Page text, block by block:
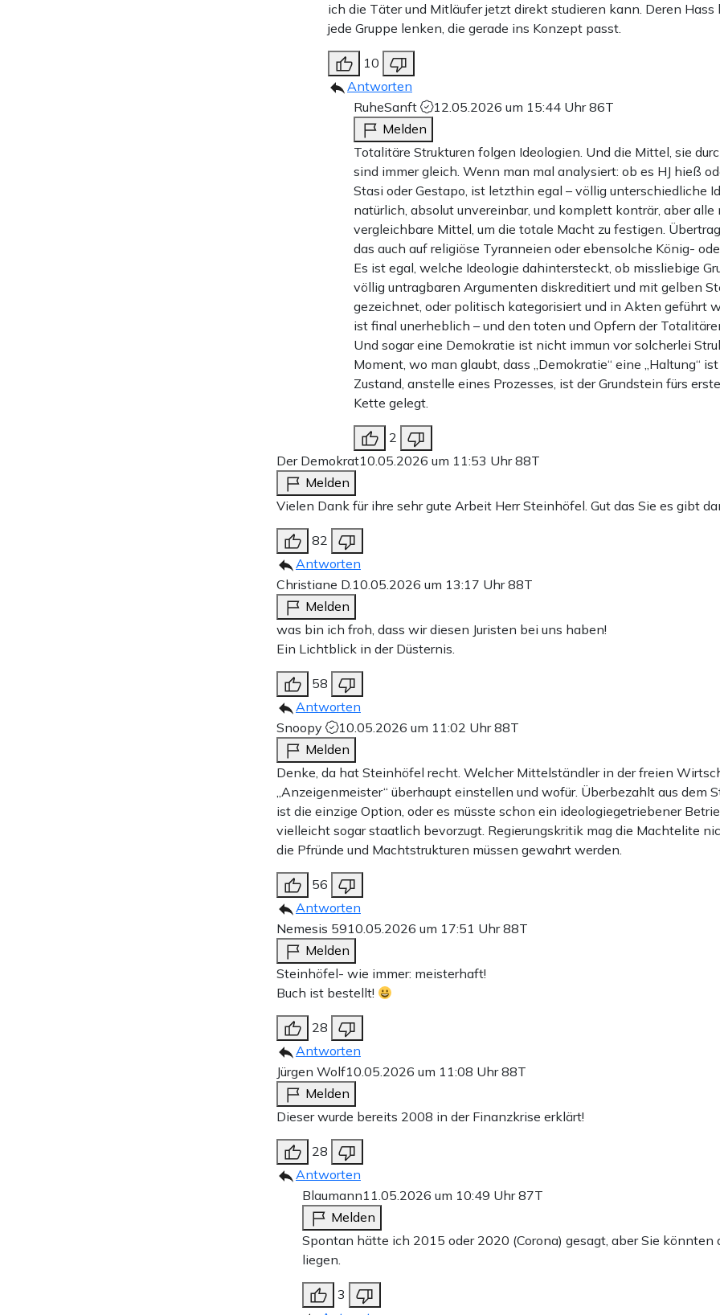
ich die Täter und Mitläufer jetzt direkt studieren kann. Deren Hass
jede Gruppe lenken, die gerade ins Konzept passt.
10
Antworten
RuheSanft
12.05.2026 um 15:44 Uhr86T
Melden
Totalitäre Strukturen folgen Ideologien. Und die Mittel, sie
sind immer gleich. Wenn man mal analysiert: ob es HJ hieß
Stasi oder Gestapo, ist letzthin egal – völlig unterschiedliche
natürlich, absolut unvereinbar, und komplett konträr, aber alle
vergleichbare Mittel, um die totale Macht zu festigen.
das auch auf religiöse Tyranneien oder ebensolche König-
Es ist egal, welche Ideologie dahintersteckt, ob missliebige
völlig untragbaren Argumenten diskreditiert und mit gelben
gezeichnet, oder politisch kategorisiert und in Akten geführt
ist final unerheblich – und den toten und Opfern der
Und sogar eine Demokratie ist nicht immun vor solcherlei
Moment, wo man glaubt, dass „Demokratie“ eine „Haltung“
Zustand, anstelle eines Prozesses, ist der Grundstein fürs
Kette gelegt.
2
Der Demokrat10.05.2026 um 11:53 Uhr88T
Melden
Vielen Dank für ihre sehr gute Arbeit Herr Steinhöfel. Gut das Sie es gibt
82
Antworten
Christiane D.10.05.2026 um 13:17 Uhr88T
Melden
was bin ich froh, dass wir diesen Juristen bei uns haben!
Ein Lichtblick in der Düsternis.
58
Antworten
Snoopy
10.05.2026 um 11:02 Uhr88T
Melden
Denke, da hat Steinhöfel recht. Welcher Mittelständler in der freien
„Anzeigenmeister“ überhaupt einstellen und wofür. Überbezahlt aus dem
ist die einzige Option, oder es müsste schon ein ideologiegetriebener
vielleicht sogar staatlich bevorzugt. Regierungskritik mag die Machtelite
die Pfründe und Machtstrukturen müssen gewahrt werden.
56
Antworten
Nemesis 5910.05.2026 um 17:51 Uhr88T
Melden
Steinhöfel- wie immer: meisterhaft!
Buch ist bestellt!
28
Antworten
Jürgen Wolf10.05.2026 um 11:08 Uhr88T
Melden
Dieser wurde bereits 2008 in der Finanzkrise erklärt!
28
Antworten
Blaumann11.05.2026 um 10:49 Uhr87T
Melden
Spontan hätte ich 2015 oder 2020 (Corona) gesagt, aber Sie könnten
liegen.
3